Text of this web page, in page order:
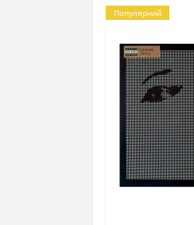
Популярний